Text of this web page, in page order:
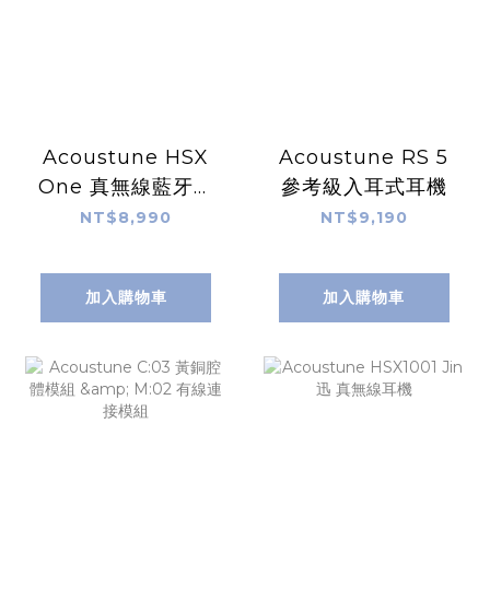
Acoustune HSX
One 真無線藍牙耳
機
NT$8,990
加入購物車
Acoustune RS 5
參考級入耳式耳機
NT$9,190
加入購物車